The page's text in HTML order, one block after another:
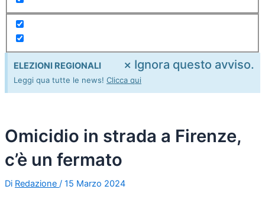
ELEZIONI REGIONALI
Leggi qua tutte le news! Clicca qui
× Ignora questo avviso.
Omicidio in strada a Firenze,
c’è un fermato
Di Redazione / 15 Marzo 2024